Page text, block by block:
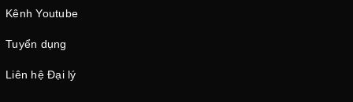
Kênh Youtube
Tuyển dụng
Liên hệ Đại lý